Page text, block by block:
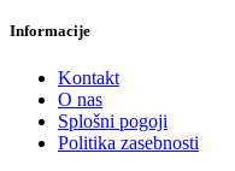
Informacije
Kontakt
O nas
Splošni pogoji
Politika zasebnosti